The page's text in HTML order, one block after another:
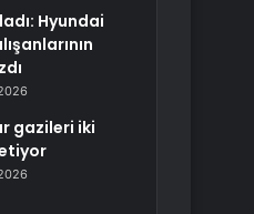
Hyundai
gazileri iki